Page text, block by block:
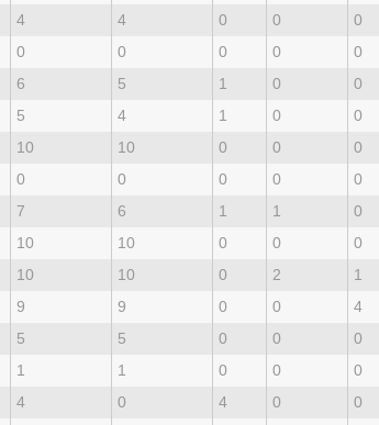
4 4 0 0
0
0 0 0 0
0
6 5 1 0
0
5 4 1 0
0
10 10 0 0
0
0 0 0 0
0
7 6 1 1
0
10 10 0 0
0
10 10 0 2
1
9 9 0 0
4
5 5 0 0
0
1 1 0 0
0
4 0 4 0
0